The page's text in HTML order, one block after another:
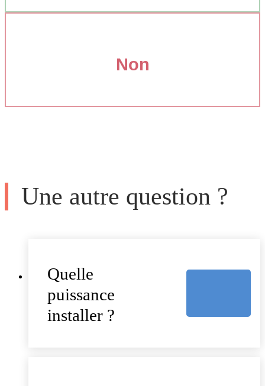
Non
Une autre question ?
Quelle
puissance
installer ?